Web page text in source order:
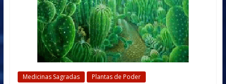
Medicinas Sagradas
Plantas de Poder